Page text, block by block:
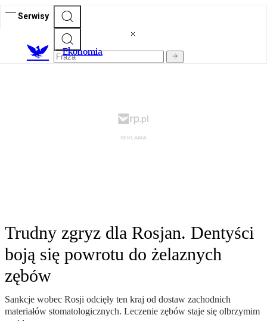
Serwisy
Ekonomia
Trudny zgryz dla Rosjan. Dentyści
boją się powrotu do żelaznych
zębów
Sankcje wobec Rosji odcięły ten kraj od dostaw zachodnich
materiałów stomatologicznych. Leczenie zębów staje się olbrzymim